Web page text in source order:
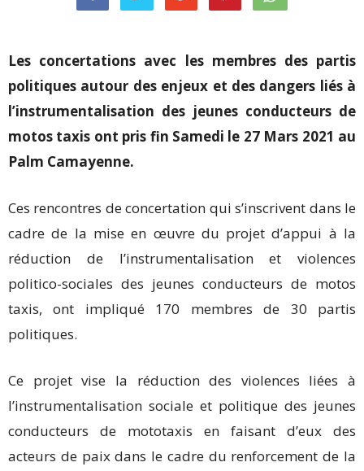
Les concertations avec les membres des partis
politiques autour des enjeux et des dangers liés à
l’instrumentalisation des jeunes conducteurs de
motos taxis ont pris fin Samedi le 27 Mars 2021 au
Palm Camayenne.
Ces rencontres de concertation qui s’inscrivent dans le
cadre de la mise en œuvre du projet d’appui à la
réduction de l’instrumentalisation et violences
politico-sociales des jeunes conducteurs de motos
taxis, ont impliqué 170 membres de 30 partis
politiques.
Ce projet vise la réduction des violences liées à
l’instrumentalisation sociale et politique des jeunes
conducteurs de mototaxis en faisant d’eux des
acteurs de paix dans le cadre du renforcement de la